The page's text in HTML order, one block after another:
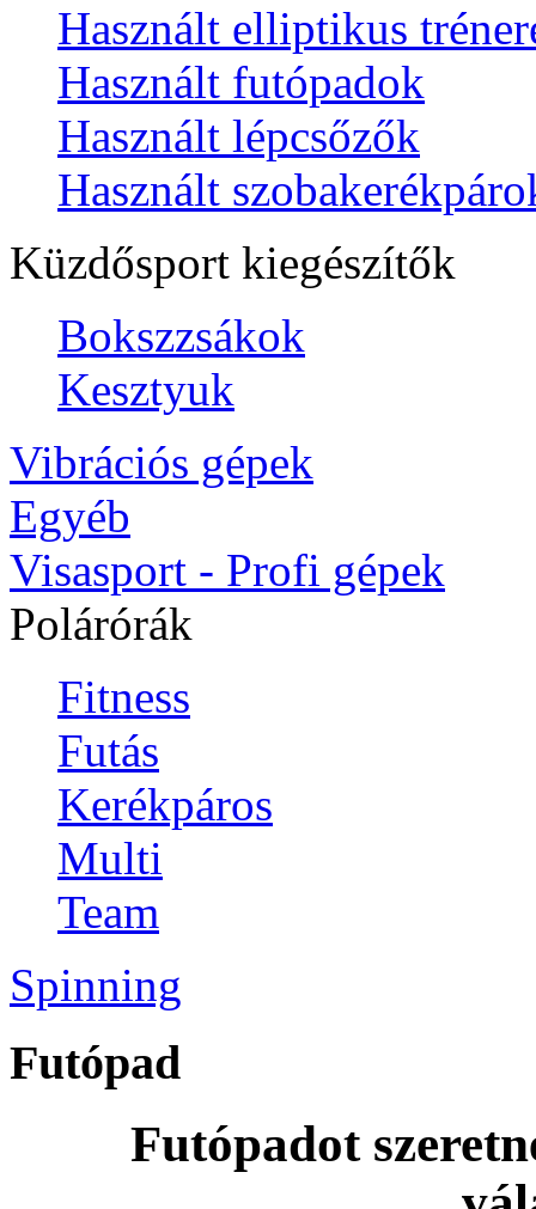
Használt elliptikus
Használt futópadok
Használt lépcsőzők
Használt
Küzdősport kiegészítők
Bokszzsákok
Kesztyuk
Vibrációs gépek
Egyéb
Visasport - Profi gépek
Polárórák
Fitness
Futás
Kerékpáros
Multi
Team
Spinning
Futópad
Futópadot